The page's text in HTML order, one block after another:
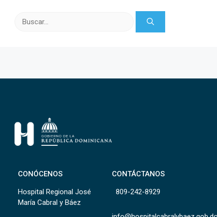
CONÓCENOS
Hospital Regional José
María Cabral y Báez
CONTÁCTANOS
809-242-8929